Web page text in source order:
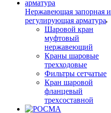
Нержавеющая запорная и
регулирующая арматура
Шаровой кран
муфтовый
нержавеющий
Краны шаровые
трехходовые
Фильтры сетчатые
Кран шаровой
фланцевый
трехсоставной